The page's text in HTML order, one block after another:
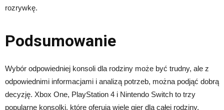
rozrywkę.
Podsumowanie
Wybór odpowiedniej konsoli dla rodziny może być trudny, ale z
odpowiednimi informacjami i analizą potrzeb, można podjąć dobrą
decyzję. Xbox One, PlayStation 4 i Nintendo Switch to trzy
popularne konsolki, które oferują wiele gier dla całej rodziny.